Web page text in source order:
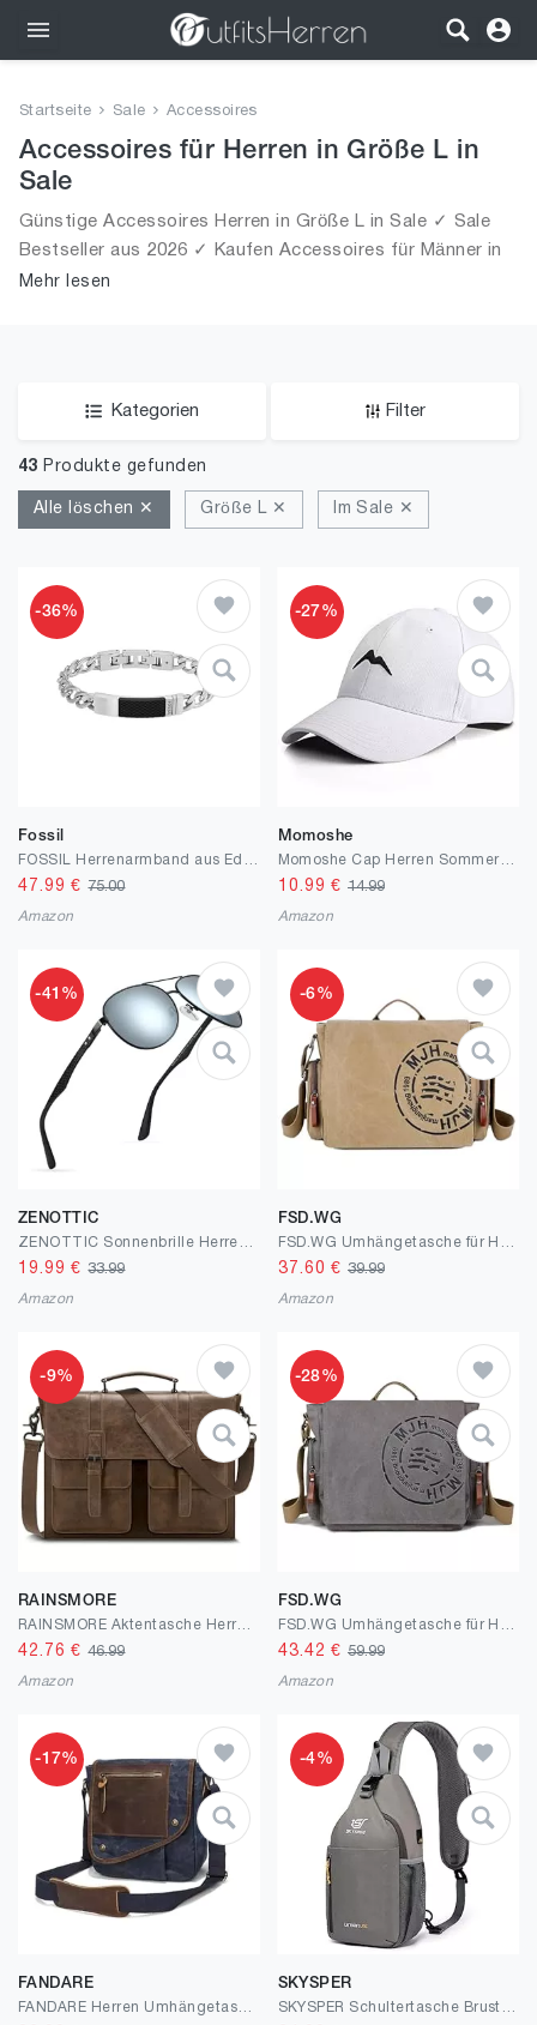
Bekleidung
Schuhe
Startseite Sale Accessoires
Accessoires für Herren in Größe L in
Sale
Günstige Accessoires Herren in Größe L in Sale ✓ Sale
Bestseller aus 2026 ✓ Kaufen Accessoires für Männer in
Größe L in Sale!
Mehr lesen
Kategorien Filter
43 Produkte gefunden
Alle löschen ✕ Größe L ✕ Im Sale ✕
-36%
Fossil
47.99 €75.00
Amazon
-27%
Momoshe
Momoshe Cap Herren Sommer Damen 100% Baumwoll Kappe Verstellbar Atmungsaktiv Einheitsgröße Baseball Bergspitzen Stickerei Sport
10.99 € 14.99
Amazon
-41%
ZENOTTIC
19.99 €33.99
Amazon
-6%
FSD.WG
37.60 € 39.99
Amazon
-9%
RAINSMORE
RAINSMORE Aktentasche Herren PU Leder Arbeitstasche Wasserdicht Laptoptasche 15.6 Zoll Messenger Bag Umhängetasche für Business Büro Uni
42.76 €46.99
Amazon
-28%
FSD.WG
43.42 € 59.99
Amazon
-17%
FANDARE
-4%
SKYSPER